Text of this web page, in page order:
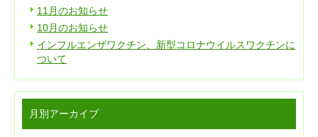
11月のお知らせ
10月のお知らせ
インフルエンザワクチン、新型コロナウイルスワクチンに
ついて
月別アーカイブ